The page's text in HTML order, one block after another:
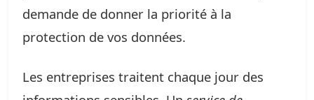
demande de donner la priorité à la
protection de vos données.
Les entreprises traitent chaque jour des